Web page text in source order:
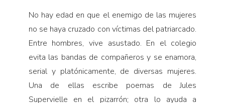
No hay edad en que el enemigo de las mujeres
no se haya cruzado con víctimas del patriarcado.
Entre hombres, vive asustado. En el colegio
evita las bandas de compañeros y se enamora,
serial y platónicamente, de diversas mujeres.
Una de ellas escribe poemas de Jules
Supervielle en el pizarrón; otra lo ayuda a